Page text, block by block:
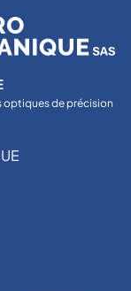
optiques de précision